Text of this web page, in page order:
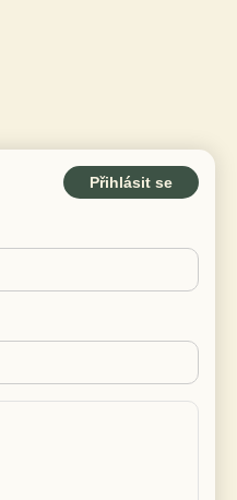
Přihlásit se